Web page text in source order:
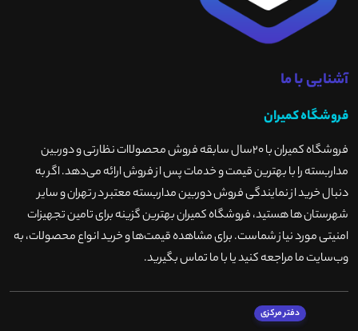
آشنایی با ما
فروشگاه کمیران
فروشگاه کمیران با ۲۰سال سابقه فروش محصولاات نظارتی و دوربین
مداربسته را با بهترین قیمت و خدمات پس از فروش ارائه می‌دهد. اگر به
دنبال خرید از نمایندگی فروش دوربین مداربسته معتبر در تهران و سایر
شهرستان ها هستید، فروشگاه کمیران بهترین گزینه برای تامین تجهیزات
امنیتی مورد نیاز شماست. برای مشاهده قیمت‌ها و خرید انواع محصولات، به
وب‌سایت ما مراجعه کنید یا با ما تماس بگیرید.
دفتر مرکزی